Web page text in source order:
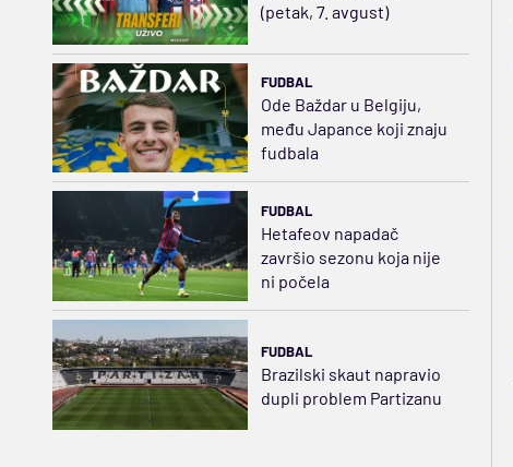
(petak, 7. avgust)
FUDBAL
Ode Baždar u Belgiju,
među Japance koji znaju
fudbala
FUDBAL
Hetafeov napadač
završio sezonu koja nije
ni počela
FUDBAL
Brazilski skaut napravio
dupli problem Partizanu